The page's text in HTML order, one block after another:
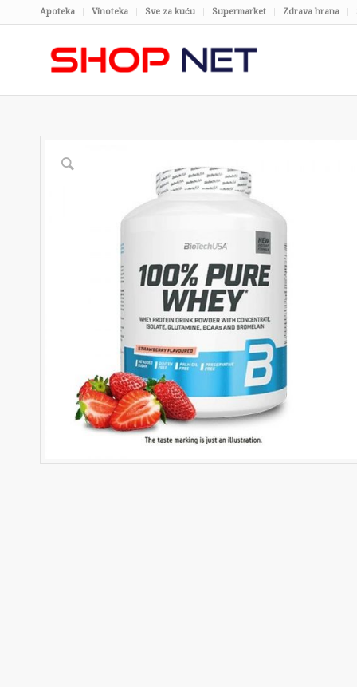
Apoteka Vinoteka Sve za kuću Supermarket Zdrava hrana